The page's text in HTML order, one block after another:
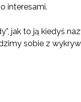
interesami.
jak to ją kiedyś
sobie z